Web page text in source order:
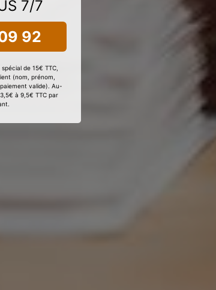
7/7
92
de 15€ TTC,
(nom, prénom,
valide). Au-
à 9,5€ TTC par